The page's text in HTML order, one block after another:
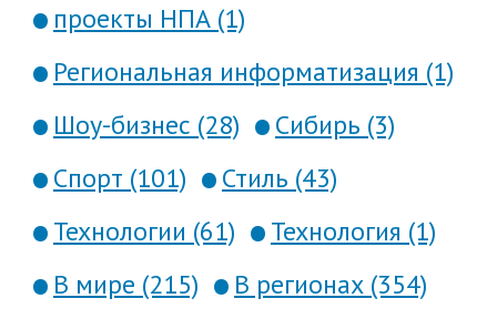
проекты НПА (1)
Региональная информатизация (1)
Шоу-бизнес (28)
Сибирь (3)
Спорт (101)
Стиль (43)
Технологии (61)
Технология (1)
В мире (215)
В регионах (354)